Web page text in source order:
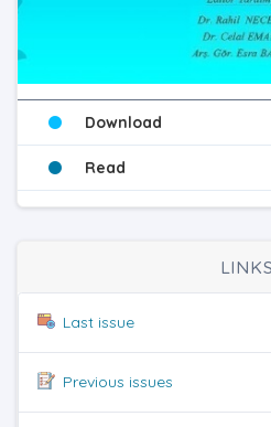
Download
Read
LINKS
Last issue
Previous issues